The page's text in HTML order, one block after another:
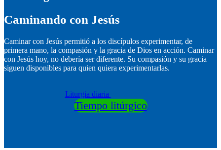
Caminando con Jesús
Caminar con Jesús permitió a los discípulos experimentar, de
primera mano, la compasión y la gracia de Dios en acción. Caminar
con Jesús hoy, no debería ser diferente. Su compasión y su gracia
siguen disponibles para quien quiera experimentarlas.
Liturgia diaria
Tiempo litúrgico